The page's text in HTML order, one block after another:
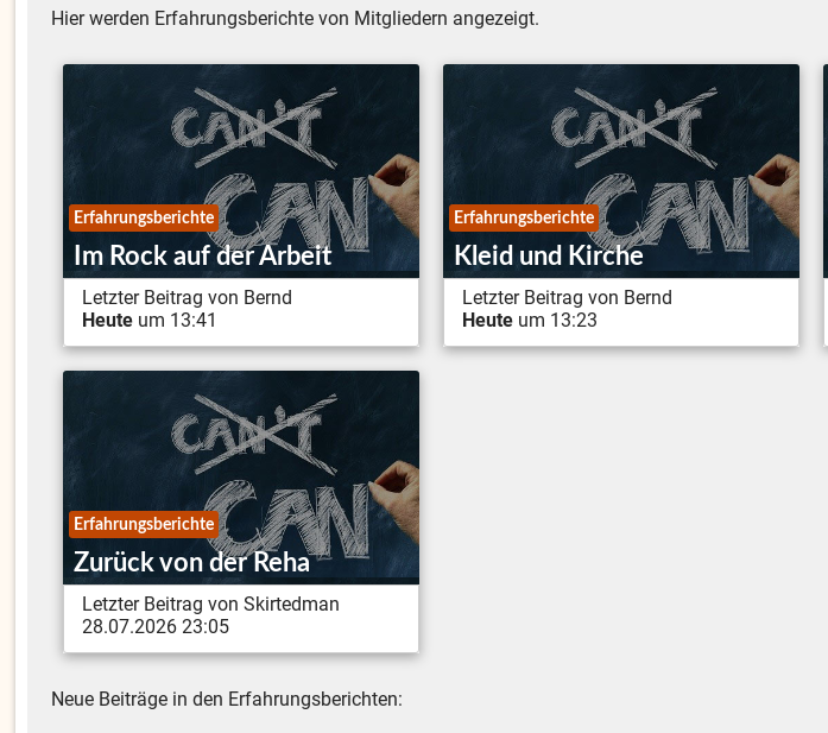
Hier werden Erfahrungsberichte von Mitgliedern angezeigt.
Erfahrungsberichte
Im Rock auf der Arbeit
Letzter Beitrag von Bernd
Heute um 13:41
Erfahrungsberichte
Kleid und Kirche
Letzter Beitrag von Bernd
Heute um 13:23
Erfahrungsberichte
Zurück von der Reha
Letzter Beitrag von Skirtedman
28.07.2026 23:05
Neue Beiträge in den Erfahrungsberichten: